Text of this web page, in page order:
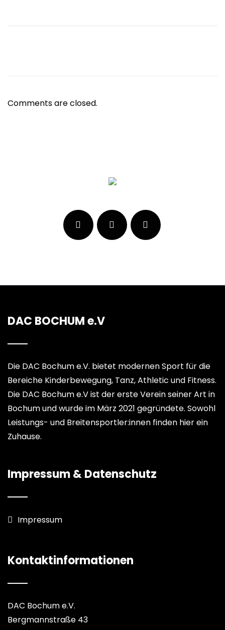
Comments are closed.
DAC BOCHUM e.V
Die DAC Bochum e.V. bietet modernen Sport für die
Bereiche Kinderbewegung, Tanz, Athletic und Fitness.
Die DAC Bochum e.V ist der erste Verein seiner Art in
Bochum und wurde im März 2021 gegründete. Sowohl
Leistungs- und Breitensportler:innen finden hier ein
Zuhause.
Impressum & Datenschutz
Impressum
Kontaktinformationen
DAC Bochum e.V.
Bergmannstraße 43